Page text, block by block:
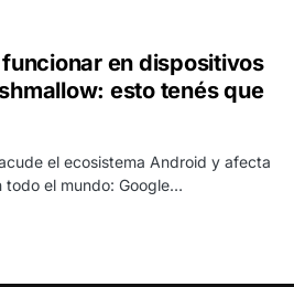
en dispositivos
esto tenés que
el ecosistema Android y afecta
todo el mundo: Google…